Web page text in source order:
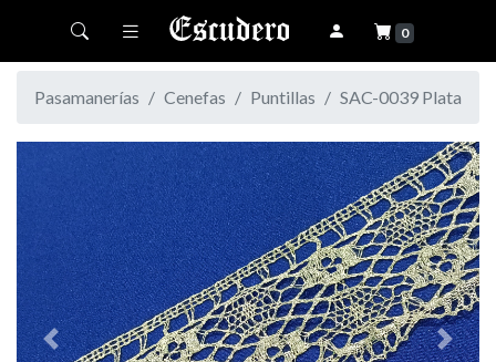
Toggle navigation 0
Pasamanerías Cenefas Puntillas SAC-0039 Plata
Previous Next